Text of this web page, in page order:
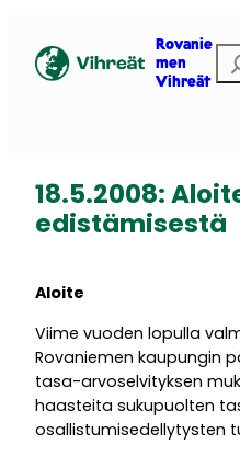
sisältöön
Rovanie
men
Vihreät
Etsi
18.5.2008:
edistämisestä
Aloite
Viime vuoden lopulla
Rovaniemen kaupungin
tasa-arvoselvityksen
haasteita sukupuolten
osallistumisedellytysten